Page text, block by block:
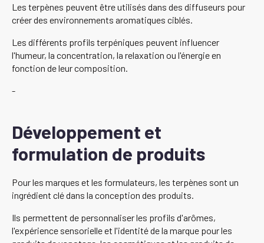
Les terpènes peuvent être utilisés dans des diffuseurs pour
créer des environnements aromatiques ciblés.
Les différents profils terpéniques peuvent influencer
l'humeur, la concentration, la relaxation ou l'énergie en
fonction de leur composition.
-
Développement et
formulation de produits
Pour les marques et les formulateurs, les terpènes sont un
ingrédient clé dans la conception des produits.
Ils permettent de personnaliser les profils d'arômes,
l'expérience sensorielle et l'identité de la marque pour les